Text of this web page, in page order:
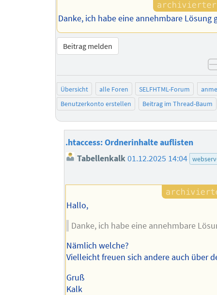
Danke, ich habe eine annehmbare Lösung
Beitrag melden
Übersicht alle Foren SELFHTML-Forum
Benutzerkonto erstellen
Beitrag im Thread-Baum
.htaccess: Ordnerinhalte auflisten
Tabellenkalk01.12.2025 14:04
Hallo,
Danke, ich habe eine annehmbare
Nämlich welche?
Vielleicht freuen sich andere auch über
Gruß
Kalk